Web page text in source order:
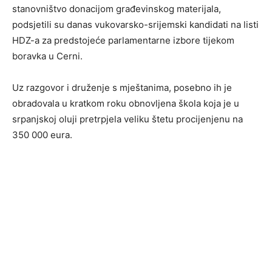
stanovništvo donacijom građevinskog materijala,
podsjetili su danas vukovarsko-srijemski kandidati na listi
HDZ-a za predstojeće parlamentarne izbore tijekom
boravka u Cerni.
Uz razgovor i druženje s mještanima, posebno ih je
obradovala u kratkom roku obnovljena škola koja je u
srpanjskoj oluji pretrpjela veliku štetu procijenjenu na
350 000 eura.